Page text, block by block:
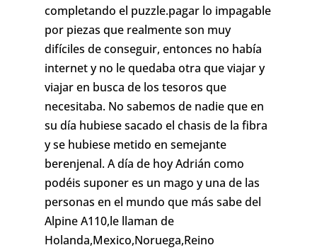
completando el puzzle.pagar lo impagable
por piezas que realmente son muy
difíciles de conseguir, entonces no había
internet y no le quedaba otra que viajar y
viajar en busca de los tesoros que
necesitaba. No sabemos de nadie que en
su día hubiese sacado el chasis de la fibra
y se hubiese metido en semejante
berenjenal. A día de hoy Adrián como
podéis suponer es un mago y una de las
personas en el mundo que más sabe del
Alpine A110,le llaman de
Holanda,Mexico,Noruega,Reino